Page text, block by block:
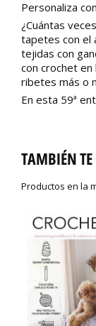
Personaliza
¿Cuántas
tapetes con el
tejidas con
con crochet
ribetes más o
En esta 59ª
TAMBIÉN TE
Productos en la